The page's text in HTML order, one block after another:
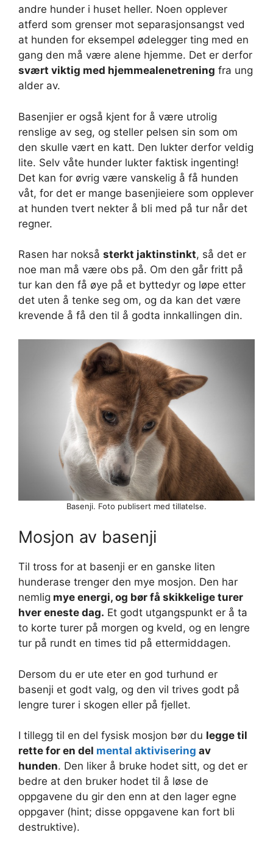
andre hunder i huset heller. Noen opplever
atferd som grenser mot separasjonsangst ved
at hunden for eksempel ødelegger ting med en
gang den må være alene hjemme. Det er derfor
svært viktig med hjemmealenetrening fra ung
alder av.
Basenjier er også kjent for å være utrolig
renslige av seg, og steller pelsen sin som om
den skulle vært en katt. Den lukter derfor veldig
lite. Selv våte hunder lukter faktisk ingenting!
Det kan for øvrig være vanskelig å få hunden
våt, for det er mange basenjieiere som opplever
at hunden tvert nekter å bli med på tur når det
regner.
Rasen har nokså sterkt jaktinstinkt, så det er
noe man må være obs på. Om den går fritt på
tur kan den få øye på et byttedyr og løpe etter
det uten å tenke seg om, og da kan det være
krevende å få den til å godta innkallingen din.
Basenji. Foto publisert med tillatelse.
Mosjon av basenji
Til tross for at basenji er en ganske liten
hunderase trenger den mye mosjon. Den har
nemlig mye energi, og bør få skikkelige turer
hver eneste dag. Et godt utgangspunkt er å ta
to korte turer på morgen og kveld, og en lengre
tur på rundt en times tid på ettermiddagen.
Dersom du er ute eter en god turhund er
basenji et godt valg, og den vil trives godt på
lengre turer i skogen eller på fjellet.
I tillegg til en del fysisk mosjon bør du legge til
rette for en del mental aktivisering av
hunden. Den liker å bruke hodet sitt, og det er
bedre at den bruker hodet til å løse de
oppgavene du gir den enn at den lager egne
oppgaver (hint; disse oppgavene kan fort bli
destruktive).